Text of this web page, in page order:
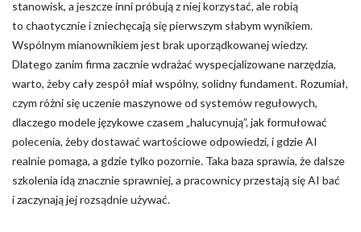
stanowisk, a jeszcze inni próbują z niej korzystać, ale robią
to chaotycznie i zniechęcają się pierwszym słabym wynikiem.
Wspólnym mianownikiem jest brak uporządkowanej wiedzy.
Dlatego zanim firma zacznie wdrażać wyspecjalizowane narzędzia,
warto, żeby cały zespół miał wspólny, solidny fundament. Rozumiał,
czym różni się uczenie maszynowe od systemów regułowych,
dlaczego modele językowe czasem „halucynują”, jak formułować
polecenia, żeby dostawać wartościowe odpowiedzi, i gdzie AI
realnie pomaga, a gdzie tylko pozornie. Taka baza sprawia, że dalsze
szkolenia idą znacznie sprawniej, a pracownicy przestają się AI bać
i zaczynają jej rozsądnie używać.